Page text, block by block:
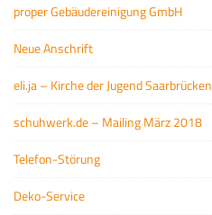
proper Gebäudereinigung GmbH
Neue Anschrift
eli.ja – Kirche der Jugend Saarbrücken
schuhwerk.de – Mailing März 2018
Telefon-Störung
Deko-Service